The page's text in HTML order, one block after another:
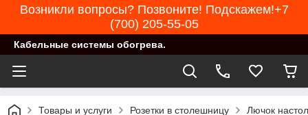
Возникли вопросы? Позвоните! Подскажем!+7
(700) 205-55-05
Кабельные системы обогрева.
Товары и услуги Розетки в столешницу Лючок